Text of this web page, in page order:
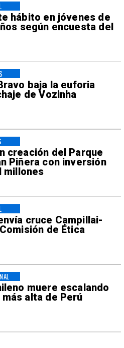
hábito en jóvenes de
según encuesta del
baja la euforia
de Vozinha
creación del Parque
Piñera con inversión
millones
cruce Campillai-
de Ética
muere escalando
alta de Perú